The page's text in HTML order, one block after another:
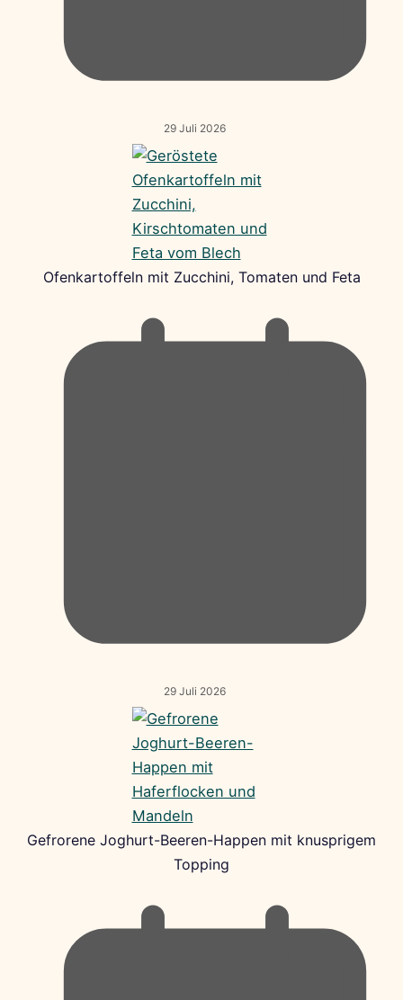
29 Juli 2026
Ofenkartoffeln mit Zucchini, Tomaten und Feta
29 Juli 2026
Gefrorene Joghurt-Beeren-Happen mit knusprigem
Topping